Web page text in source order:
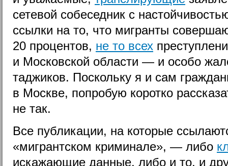
сетевой собеседник с
ссылки на то, что мигранты
20 процентов, не то всех
и Московской области — и особо
таджиков. Поскольку я и сам
в Москве, попробую коротко
не так.
Все публикации, на которые
«мигрантском криминале», — либо
искажающие данные, либо и то, и